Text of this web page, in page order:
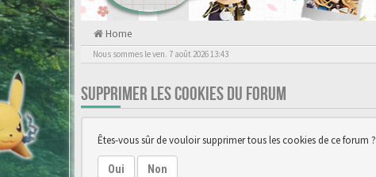
Home
Nous sommes le ven. 7 août 2026 13:43
SUPPRIMER LES COOKIES DU FORUM
Êtes-vous sûr de vouloir supprimer tous les cookies de ce forum ?
Oui Non